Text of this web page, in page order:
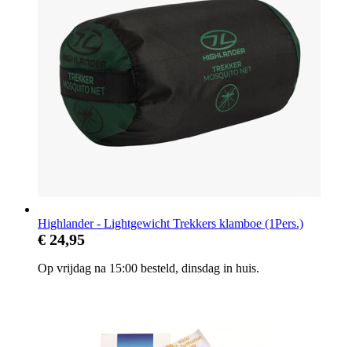
Highlander - Lightgewicht Trekkers klamboe (1Pers.)
€ 24,95
Op vrijdag na 15:00 besteld, dinsdag in huis.